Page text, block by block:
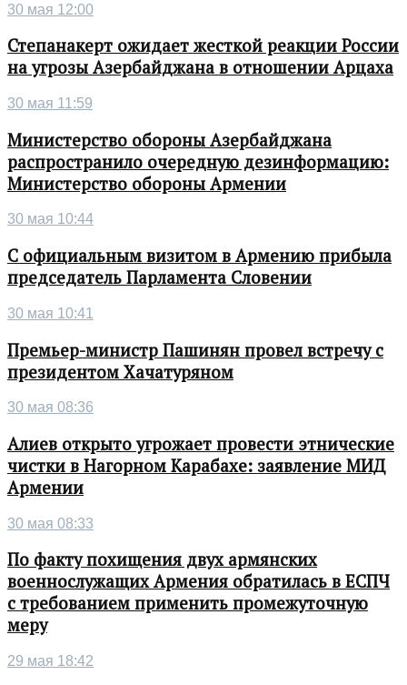
30 мая 12:00
Степанакерт ожидает жесткой реакции России
на угрозы Азербайджана в отношении Арцаха
30 мая 11:59
Министерство обороны Азербайджана
распространило очередную дезинформацию:
Министерство обороны Армении
30 мая 10:44
С официальным визитом в Армению прибыла
председатель Парламента Словении
30 мая 10:41
Премьер-министр Пашинян провел встречу с
президентом Хачатуряном
30 мая 08:36
Алиев открыто угрожает провести этнические
чистки в Нагорном Карабахе: заявление МИД
Армении
30 мая 08:33
По факту похищения двух армянских
военнослужащих Армения обратилась в ЕСПЧ
с требованием применить промежуточную
меру
29 мая 18:42